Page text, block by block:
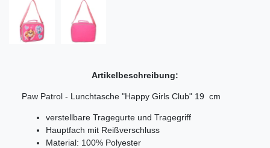
Artikelbeschreibung:
Paw Patrol - Lunchtasche "Happy Girls Club" 19 cm
verstellbare Tragegurte und Tragegriff
Hauptfach mit Reißverschluss
Material: 100% Polyester